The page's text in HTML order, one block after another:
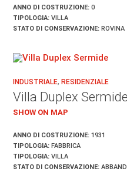
ANNO DI COSTRUZIONE: 0
TIPOLOGIA: VILLA
STATO DI CONSERVAZIONE: ROVINA
INDUSTRIALE, RESIDENZIALE
Villa Duplex Sermide
SHOW ON MAP
ANNO DI COSTRUZIONE: 1931
TIPOLOGIA: FABBRICA
TIPOLOGIA: VILLA
STATO DI CONSERVAZIONE: